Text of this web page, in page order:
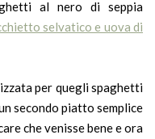
al nero di seppia
selvatico e uova di
per quegli spaghetti
secondo piatto semplice
che venisse bene e ora